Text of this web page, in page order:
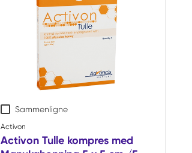
Sammenligne
Activon
Activon Tulle kompres med